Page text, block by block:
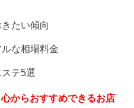
たい傾向
な相場料金
テ5選
からおすすめできるお店